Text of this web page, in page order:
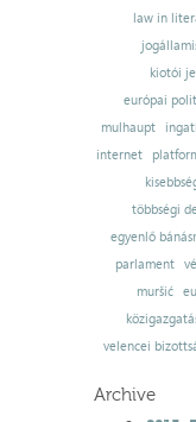
law in
kiotói
európai
mulhaupt
internet
többségi
egyenlő
parlament
muršić
velencei
Archive